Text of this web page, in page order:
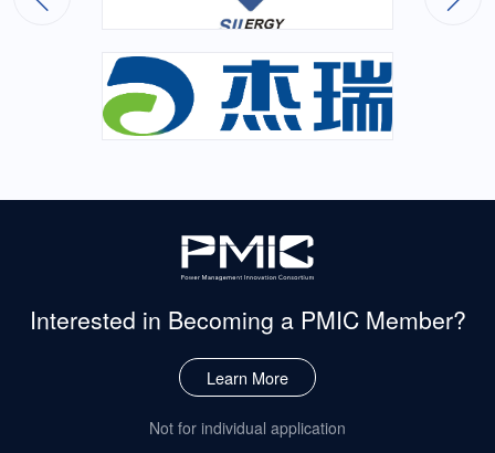
Interested in Becoming a PMIC Member?
Learn More
Not for individual application